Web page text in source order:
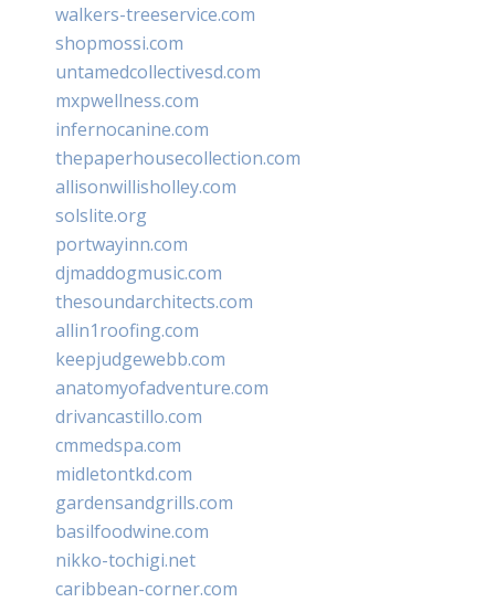
walkers-treeservice.com
shopmossi.com
untamedcollectivesd.com
mxpwellness.com
infernocanine.com
thepaperhousecollection.com
allisonwillisholley.com
solslite.org
portwayinn.com
djmaddogmusic.com
thesoundarchitects.com
allin1roofing.com
keepjudgewebb.com
anatomyofadventure.com
drivancastillo.com
cmmedspa.com
midletontkd.com
gardensandgrills.com
basilfoodwine.com
nikko-tochigi.net
caribbean-corner.com